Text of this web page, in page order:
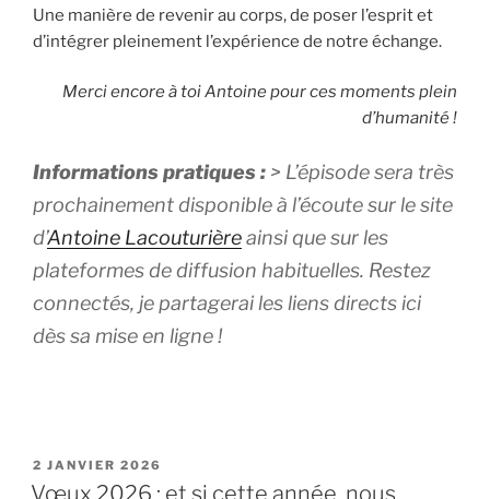
Une manière de revenir au corps, de poser l’esprit et
d’intégrer pleinement l’expérience de notre échange.
Merci encore à toi Antoine pour ces moments plein
d’humanité !
Informations pratiques : > L’épisode sera très
prochainement disponible à l’écoute sur le site
d’Antoine Lacouturièreainsi que sur les
plateformes de diffusion habituelles. Restez
connectés, je partagerai les liens directs ici
dès sa mise en ligne !
PUBLIÉ
LE
2 JANVIER 2026
Vœux 2026 : et si cette année, nous